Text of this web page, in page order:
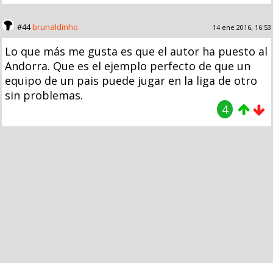
#44brunaldinho 14 ene 2016, 16:53
Lo que más me gusta es que el autor ha puesto al
Andorra. Que es el ejemplo perfecto de que un
equipo de un pais puede jugar en la liga de otro
sin problemas.
4